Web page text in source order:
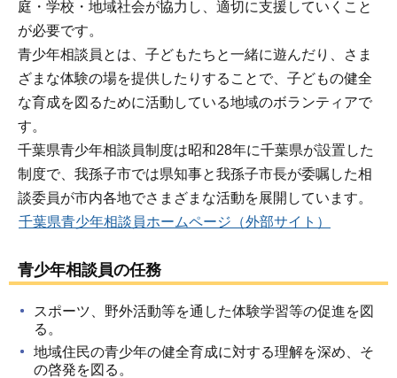
庭・学校・地域社会が協力し、適切に支援していくこと
が必要です。
青少年相談員とは、子どもたちと一緒に遊んだり、さま
ざまな体験の場を提供したりすることで、子どもの健全
な育成を図るために活動している地域のボランティアで
す。
千葉県青少年相談員制度は昭和28年に千葉県が設置した
制度で、我孫子市では県知事と我孫子市長が委嘱した相
談委員が市内各地でさまざまな活動を展開しています。
千葉県青少年相談員ホームページ（外部サイト）
青少年相談員の任務
スポーツ、野外活動等を通した体験学習等の促進を図
る。
地域住民の青少年の健全育成に対する理解を深め、そ
の啓発を図る。